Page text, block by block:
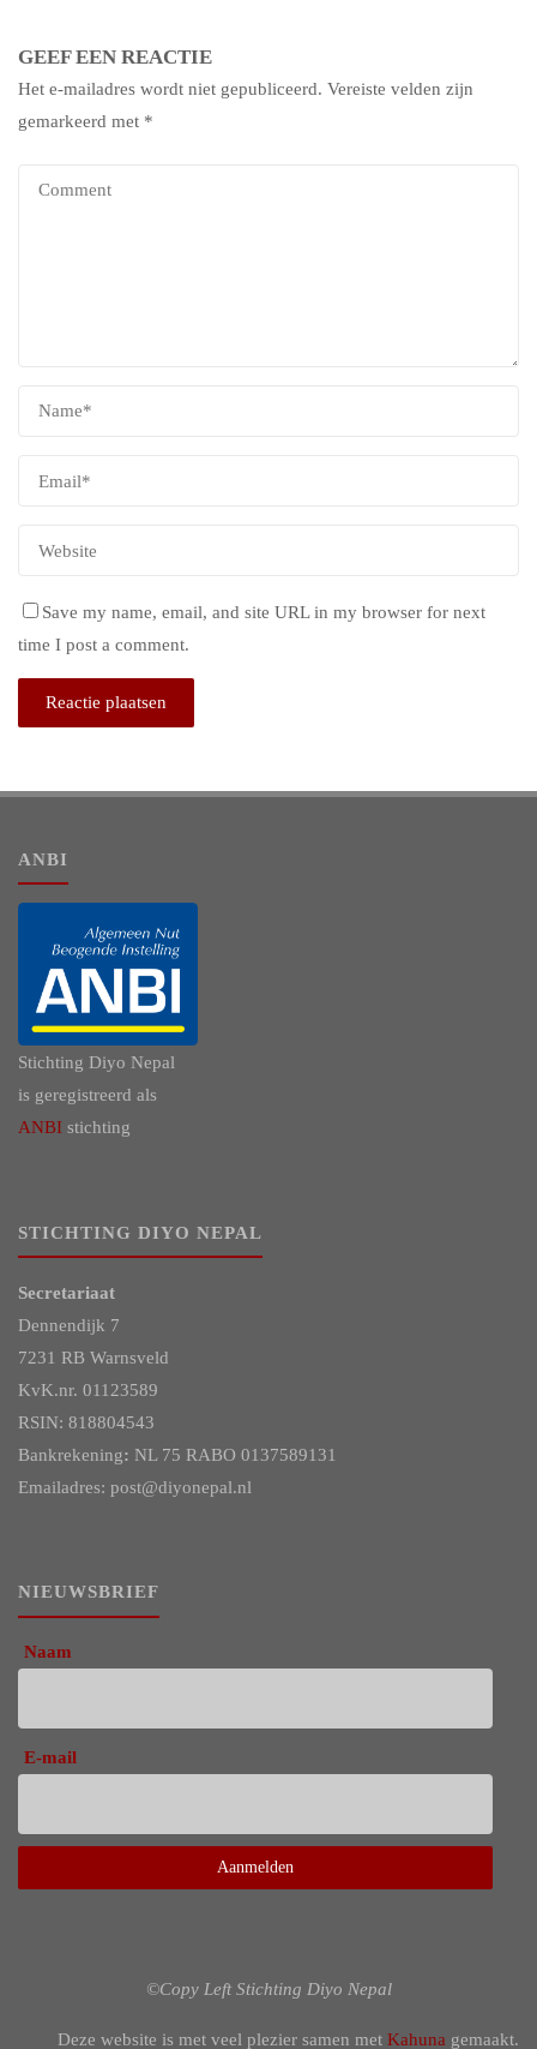
GEEF EEN REACTIE
Het e-mailadres wordt niet gepubliceerd. Vereiste velden zijn
gemarkeerd met *
Save my name, email, and site URL in my browser for next
time I post a comment.
ANBI
Stichting Diyo Nepal
is geregistreerd als
ANBI stichting
STICHTING DIYO NEPAL
Secretariaat
Dennendijk 7
7231 RB Warnsveld
KvK.nr. 01123589
RSIN: 818804543
Bankrekening: NL 75 RABO 0137589131
Emailadres: post@diyonepal.nl
NIEUWSBRIEF
Naam
E-mail
©Copy Left Stichting Diyo Nepal
Deze website is met veel plezier samen met Kahuna gemaakt.